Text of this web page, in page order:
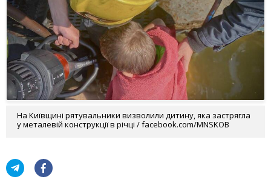
На Київщині рятувальники визволили дитину, яка застрягла
у металевій конструкції в річці / facebook.com/MNSKOB